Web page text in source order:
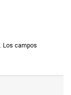
Los campos